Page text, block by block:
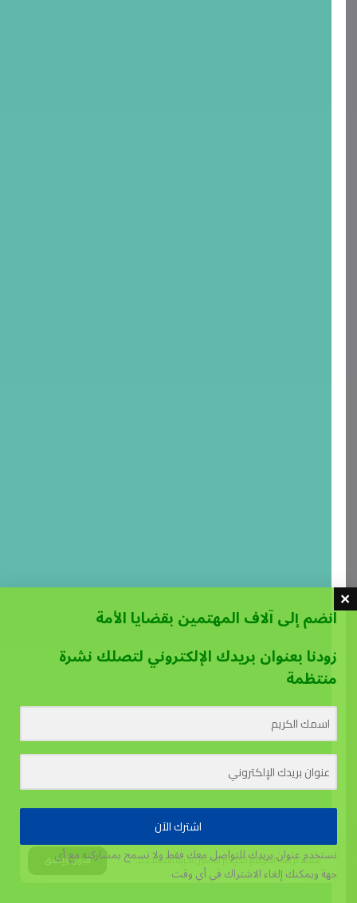
يستخدم هذا الموقع الكوكيز لتحسين تجربة المستخدم. قبول وإغلاق
انضم إلى آلاف المهتمين بقضايا الأمة
زودنا بعنوان بريدك الإلكتروني لتصلك نشرة
منتظمة
اشترك الآن
نستخدم عنوان بريدك للتواصل معك فقط ولا نسمح بمشاركته مع أي
جهةويمكنك إلغاء الاشتراك في أي وقت